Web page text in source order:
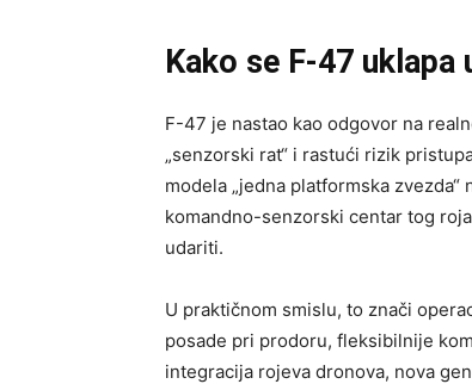
Kako se F-47 uklapa
F-47 je nastao kao odgovor na
„senzorski rat“ i rastući rizik
modela „jedna platformska
komandno-senzorski centar tog
udariti.
U praktičnom smislu, to znači
posade pri prodoru, fleksibilnije
integracija rojeva dronova, nova